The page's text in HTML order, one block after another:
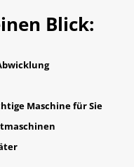
Blick:
Maschine für Sie